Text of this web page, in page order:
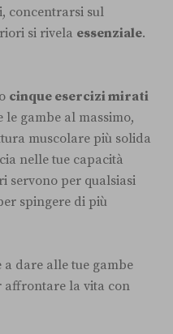
concentrarsi sul
si rivela essenziale.
cinque esercizi mirati
gambe al massimo,
muscolare più solida
nelle tue capacità
servono per qualsiasi
spingere di più
dare alle tue gambe
affrontare la vita con